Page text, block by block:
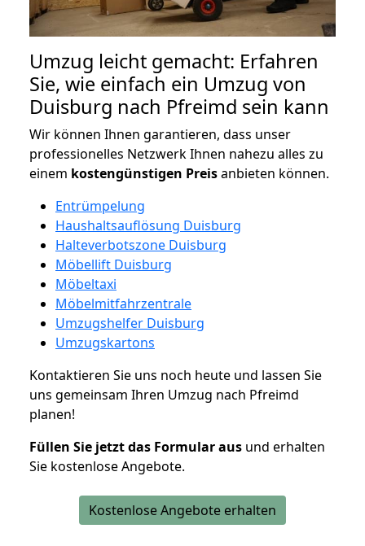
Umzug leicht gemacht: Erfahren
Sie, wie einfach ein Umzug von
Duisburg nach Pfreimd sein kann
Wir können Ihnen garantieren, dass unser
professionelles Netzwerk Ihnen nahezu alles zu
einem kostengünstigen Preisanbieten können.
Entrümpelung
Haushaltsauflösung Duisburg
Halteverbotszone Duisburg
Möbellift Duisburg
Möbeltaxi
Möbelmitfahrzentrale
Umzugshelfer Duisburg
Umzugskartons
Kontaktieren Sie uns noch heute und lassen Sie
uns gemeinsam Ihren Umzug nach Pfreimd
planen!
Füllen Sie jetzt das Formular aus und erhalten
Sie kostenlose Angebote.
Kostenlose Angebote erhalten